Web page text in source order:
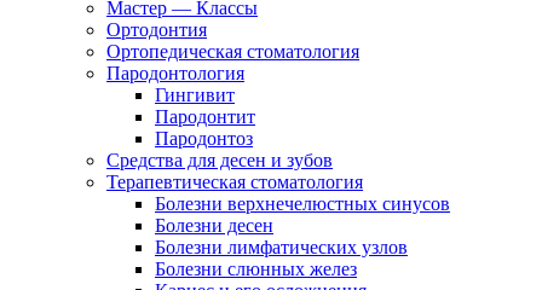
Мастер — Классы
Ортодонтия
Ортопедическая стоматология
Пародонтология
Гингивит
Пародонтит
Пародонтоз
Средства для десен и зубов
Терапевтическая стоматология
Болезни верхнечелюстных синусов
Болезни десен
Болезни лимфатических узлов
Болезни слюнных желез